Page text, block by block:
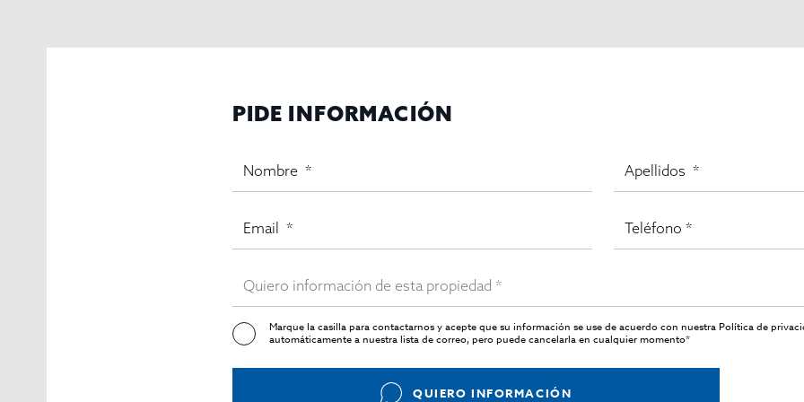
Estado del activo
Wifi y aire acondicionado en habitaciones.
Accesibilidad, ascensor, calefacción.
ampliando estancias temáticas y servicios de ocio.
PIDE INFORMACIÓN
Marque la casilla para contactarnos y acepte que su información se use de acuerdo con nuestraPolítica de
automáticamente a nuestra lista de correo, pero puede cancelarla en cualquier momento*
QUIERO INFORMACIÓN